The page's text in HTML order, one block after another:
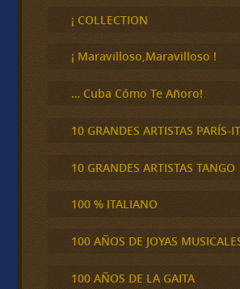
c
a
¡ COLLECTION
¡ Maravilloso,Maravilloso !
… Cuba Cómo Te Añoro!
10 GRANDES ARTISTAS PARÍS-
10 GRANDES ARTISTAS TANGO
100 % ITALIANO
100 AÑOS DE JOYAS
100 AÑOS DE LA GAITA